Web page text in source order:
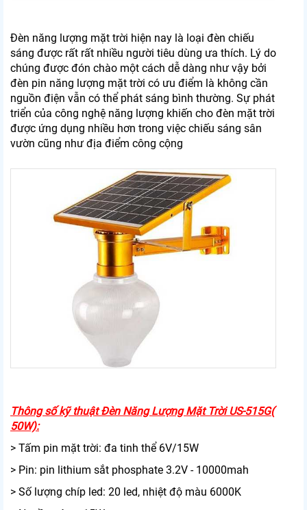
Đèn năng lượng mặt trời hiện nay là loại đèn chiếu
sáng được rất rất nhiều người tiêu dùng ưa thích. Lý do
chúng được đón chào một cách dễ dàng như vậy bởi
đèn pin năng lượng mặt trời có ưu điểm là không cần
nguồn điện vẫn có thể phát sáng bình thường. Sự phát
triển của công nghệ năng lượng khiến cho đèn mặt trời
được ứng dụng nhiều hơn trong việc chiếu sáng sân
vườn cũng như địa điểm công cộng
Thông số kỹ thuật Đèn Năng Lượng Mặt Trời US-515G(
50W):
> Tấm pin mặt trời: đa tinh thể 6V/15W
> Pin: pin lithium sắt phosphate 3.2V - 10000mah
> Số lượng chíp led: 20 led, nhiệt độ màu 6000K